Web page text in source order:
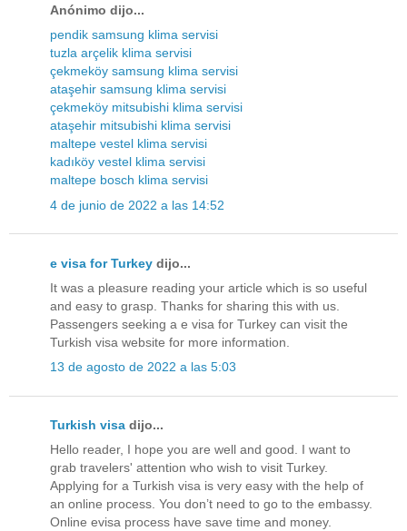
Anónimo dijo...
pendik samsung klima servisi
tuzla arçelik klima servisi
çekmeköy samsung klima servisi
ataşehir samsung klima servisi
çekmeköy mitsubishi klima servisi
ataşehir mitsubishi klima servisi
maltepe vestel klima servisi
kadıköy vestel klima servisi
maltepe bosch klima servisi
4 de junio de 2022 a las 14:52
e visa for Turkey dijo...
It was a pleasure reading your article which is so useful
and easy to grasp. Thanks for sharing this with us.
Passengers seeking a e visa for Turkey can visit the
Turkish visa website for more information.
13 de agosto de 2022 a las 5:03
Turkish visa dijo...
Hello reader, I hope you are well and good. I want to
grab travelers' attention who wish to visit Turkey.
Applying for a Turkish visa is very easy with the help of
an online process. You don’t need to go to the embassy.
Online evisa process have save time and money.